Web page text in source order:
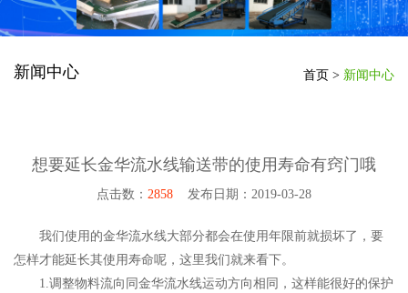
新闻中心 首页 > 新闻中心
想要延长金华流水线输送带的使用寿命有窍门哦
点击数： 2858 发布日期：2019-03-28
我们使用的金华流水线大部分都会在使用年限前就损坏了，要
怎样才能延长其使用寿命呢，这里我们就来看下。
1.调整物料流向同金华流水线运动方向相同，这样能很好的保护